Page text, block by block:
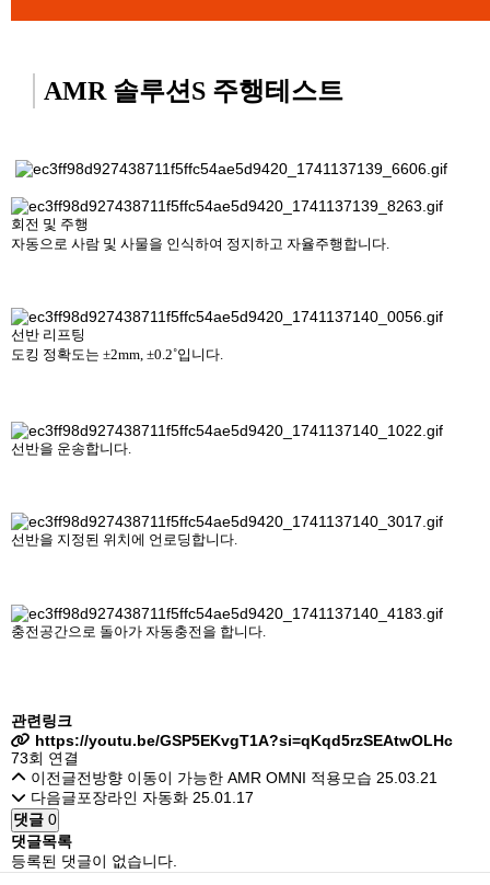
AMR 솔루션S 주행테스트
회전 및 주행
자동으로 사람 및 사물을 인식하여 정지하고 자율주행합니다.
선반 리프팅
도킹 정확도는 ±2mm, ±0.2˚입니다.
선반을 운송합니다.
선반을 지정된 위치에 언로딩합니다.
충전공간으로 돌아가 자동충전을 합니다.
관련링크
https://youtu.be/GSP5EKvgT1A?si=qKqd5rzSEAtwOLHc
73회 연결
이전글전방향 이동이 가능한 AMR OMNI 적용모습 25.03.21
다음글포장라인 자동화 25.01.17
댓글 0
댓글목록
등록된 댓글이 없습니다.